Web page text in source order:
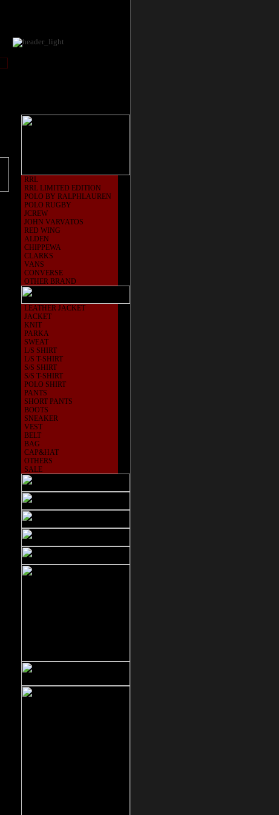
RRL
RRL LIMITED EDITION
POLO BY RALPHLAUREN
POLO RUGBY
JCREW
JOHN VARVATOS
RED WING
ALDEN
CHIPPEWA
CLARKS
VANS
CONVERSE
OTHER BRAND
LEATHER JACKET
JACKET
KNIT
PARKA
SWEAT
L/S SHIRT
L/S T-SHIRT
S/S SHIRT
S/S T-SHIRT
POLO SHIRT
PANTS
SHORT PANTS
BOOTS
SNEAKER
VEST
BELT
BAG
CAP&HAT
OTHERS
SALE